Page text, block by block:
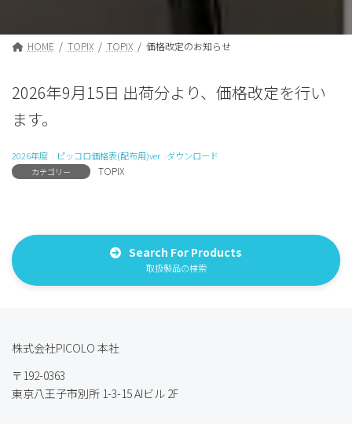
HOME TOPIX TOPIX 価格改定のお知らせ
2026年9月15日 出荷分より、価格改定を行い
ます。
2026年度 ピッコロ価格表(配布用)ver ダウンロード
カテゴリー TOPIX
Search For Products
取扱製品の検索
株式会社PICOLO 本社
〒192-0363
東京八王子市別所 1-3-15 AIビル 2F